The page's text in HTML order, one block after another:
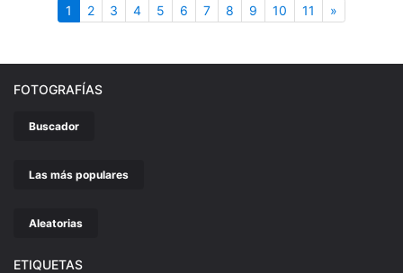
1 (actual)
2 3 4 5 6 7 8 9 10 11 »
FOTOGRAFÍAS
Buscador
Las más populares
Aleatorias
ETIQUETAS